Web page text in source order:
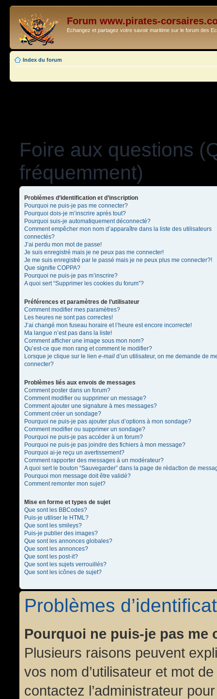
Forum www.pirates-
Echangez et partagez votre savoir maritime sur le forum des
Index du forum
Foire aux questions
fréquemment)
Problèmes d’identification et d’inscription
Pourquoi ne puis-je pas me connecter?
Pourquoi dois-je m’inscrire après tout?
Pourquoi suis-je automatiquement déconnecté?
Comment empêcher mon nom d’apparaître dans la liste des utilisateurs
connectés?
J’ai perdu mon mot de passe!
Je suis enregistré mais je ne peux pas me connecter!
Je me suis enregistré par le passé mais je ne peux plus me connecter?!
Que signifie COPPA?
Pourquoi ne puis-je pas m’inscrire?
A quoi sert “Supprimer les cookies du forum”?
Préférences et paramètres de l’utilisateur
Comment modifier mes paramètres?
Les heures ne sont pas correctes!
J’ai changé mon fuseau horaire et l’heure est encore incorrecte!
Ma langue n’est pas dans la liste!
Comment afficher une image sous mon nom?
Qu’est-ce que mon rang et comment le modifier?
Lorsque je clique sur le lien e-mail d’un utilisateur, on me demande de
connecter?
Problèmes liés aux envois de messages
Comment poster dans un forum?
Comment modifier ou supprimer un message?
Comment ajouter une signature à mes messages?
Comment créer un sondage?
Pourquoi ne puis-je pas ajouter plus d’options à mon sondage?
Comment modifier ou supprimer un sondage?
Pourquoi ne puis-je pas accéder à un forum?
Pourquoi ne puis-je pas joindre des fichiers à mon message?
Pourquoi ai-je reçu un avertissement?
Comment rapporter des messages à un modérateur?
A quoi sert le bouton “Sauvegarder” dans la page de rédaction de
Pourquoi mon message doit être validé?
Comment remonter mon sujet?
Mise en forme et types de sujet
Que sont les BBCodes?
Puis-je utiliser le HTML?
Que sont les smileys?
Puis-je publier des images?
Que sont les annonces globales?
Que sont les annonces?
Que sont les post-it?
Que sont les sujets verrouillés?
Que sont les icônes de sujet?
Problèmes
Pourquoi ne puis-je pas me
Plusieurs raisons peuvent
vos nom d’utilisateur et mot
contactez l’administrateur